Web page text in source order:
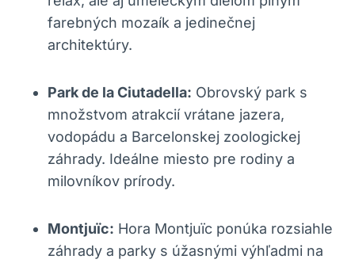
farebných mozaík a jedinečnej
architektúry.
Park de la Ciutadella: Obrovský park s
množstvom atrakcií vrátane jazera,
vodopádu a Barcelonskej zoologickej
záhrady. Ideálne miesto pre rodiny a
milovníkov prírody.
Montjuïc: Hora Montjuïc ponúka rozsiahle
záhrady a parky s úžasnými výhľadmi na